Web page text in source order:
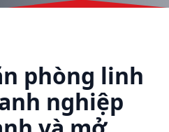
phòng linh
nghiệp